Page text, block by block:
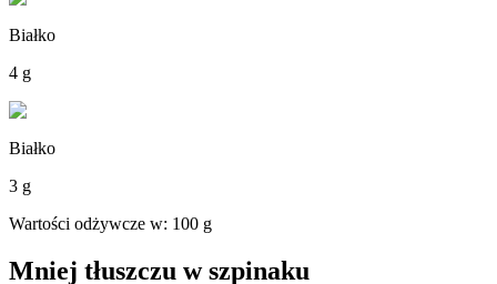
Białko
4 g
Białko
3 g
Wartości odżywcze w: 100 g
Mniej tłuszczu w szpinaku